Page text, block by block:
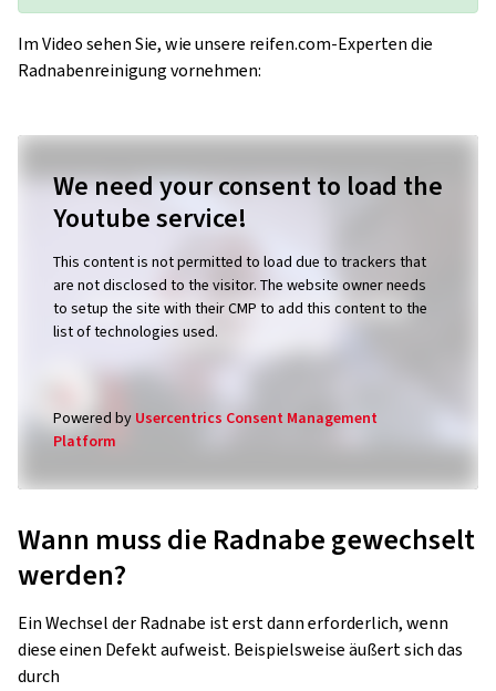
Im Video sehen Sie, wie unsere reifen.com-Experten die
Radnabenreinigung vornehmen:
We need your consent to load the
Youtube service!
This content is not permitted to load due to trackers that
are not disclosed to the visitor. The website owner needs
to setup the site with their CMP to add this content to the
list of technologies used.
Powered by Usercentrics Consent Management
Platform
Wann muss die Radnabe gewechselt
werden?
Ein Wechsel der Radnabe ist erst dann erforderlich, wenn
diese einen Defekt aufweist. Beispielsweise äußert sich das
durch